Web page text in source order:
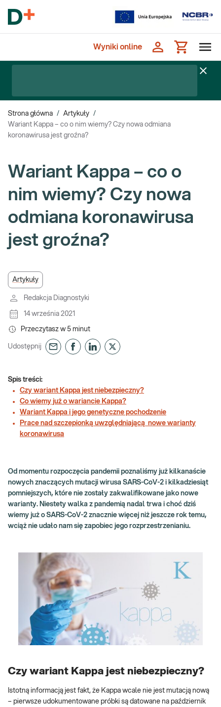
Wyniki online
Strona główna / Artykuły /
Wariant Kappa – co o nim wiemy? Czy nowa odmiana
koronawirusa jest groźna?
Wariant Kappa – co o
nim wiemy? Czy nowa
odmiana koronawirusa
jest groźna?
Artykuły
Redakcja Diagnostyki
14 września 2021
Przeczytasz w 5 minut
Udostępnij
Spis treści:
Czy wariant Kappa jest niebezpieczny?
Co wiemy już o wariancie Kappa?
Wariant Kappa i jego genetyczne pochodzenie
Prace nad szczepionką uwzględniającą nowe warianty
koronawirusa
Od momentu rozpoczęcia pandemii poznaliśmy już kilkanaście
nowych znaczących mutacji wirusa SARS-CoV-2 i kilkadziesiąt
pomniejszych, które nie zostały zakwalifikowane jako nowe
warianty. Niestety walka z pandemią nadal trwa i choć dziś
wiemy już o SARS-CoV-2 znacznie więcej niż jeszcze rok temu,
wciąż nie udało nam się zapobiec jego rozprzestrzenianiu.
Czy wariant Kappa jest niebezpieczny?
Istotną informacją jest fakt, że Kappa wcale nie jest mutacją nową
– pierwsze udokumentowane próbki są datowane na październik